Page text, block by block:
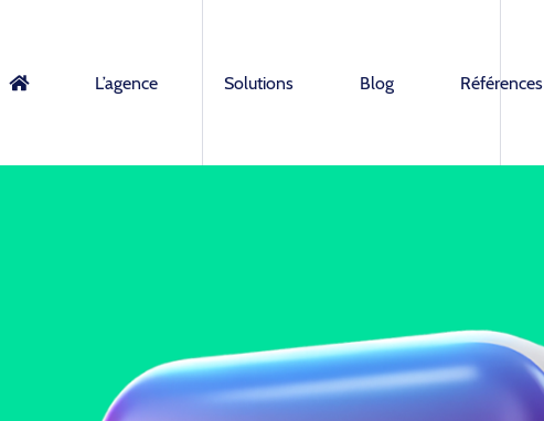
L’agence Solutions Blog Références